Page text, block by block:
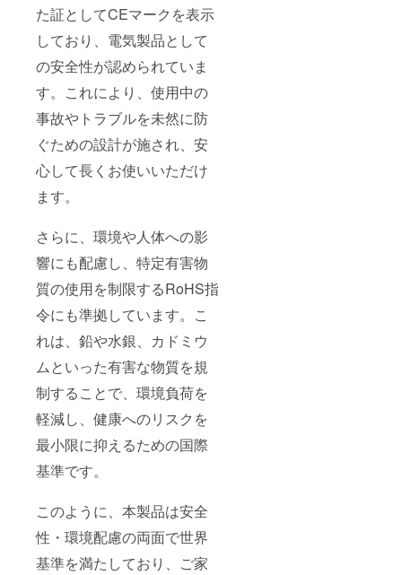
た証としてCEマークを表示
しており、電気製品として
の安全性が認められていま
す。これにより、使用中の
事故やトラブルを未然に防
ぐための設計が施され、安
心して長くお使いいただけ
ます。
さらに、環境や人体への影
響にも配慮し、特定有害物
質の使用を制限するRoHS指
令にも準拠しています。こ
れは、鉛や水銀、カドミウ
ムといった有害な物質を規
制することで、環境負荷を
軽減し、健康へのリスクを
最小限に抑えるための国際
基準です。
このように、本製品は安全
性・環境配慮の両面で世界
基準を満たしており、ご家